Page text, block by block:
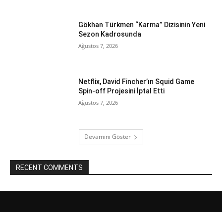
Gökhan Türkmen “Karma” Dizisinin Yeni
Sezon Kadrosunda
Ağustos 7, 2026
Netflix, David Fincher’ın Squid Game
Spin-off Projesini İptal Etti
Ağustos 7, 2026
Devamını Göster
RECENT COMMENTS